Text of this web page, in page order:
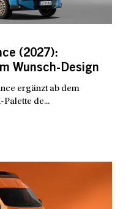
(2027):
Wunsch-Design
ergänzt ab dem
de...